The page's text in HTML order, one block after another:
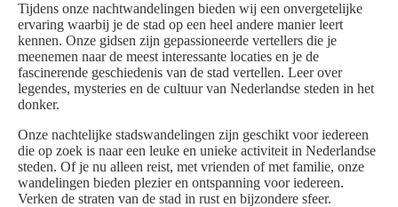
Tijdens onze nachtwandelingen bieden wij een onvergetelijke
ervaring waarbij je de stad op een heel andere manier leert
kennen. Onze gidsen zijn gepassioneerde vertellers die je
meenemen naar de meest interessante locaties en je de
fascinerende geschiedenis van de stad vertellen. Leer over
legendes, mysteries en de cultuur van Nederlandse steden in het
donker.
Onze nachtelijke stadswandelingen zijn geschikt voor iedereen
die op zoek is naar een leuke en unieke activiteit in Nederlandse
steden. Of je nu alleen reist, met vrienden of met familie, onze
wandelingen bieden plezier en ontspanning voor iedereen.
Verken de straten van de stad in rust en bijzondere sfeer.